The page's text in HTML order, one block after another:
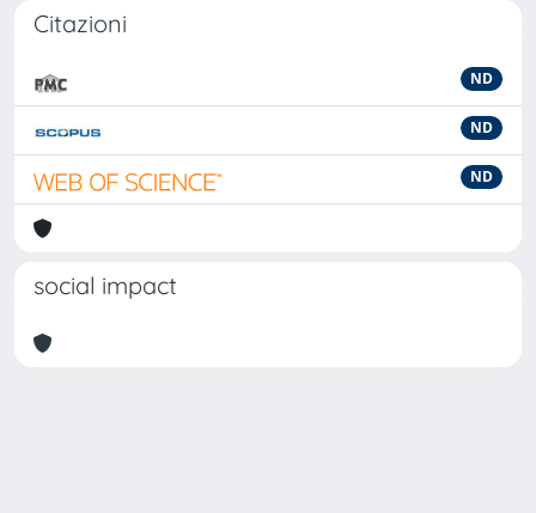
Citazioni
ND
ND
ND
social impact